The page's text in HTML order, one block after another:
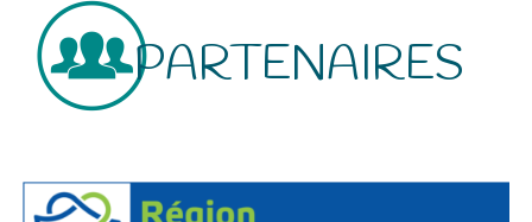
PARTENAIRES